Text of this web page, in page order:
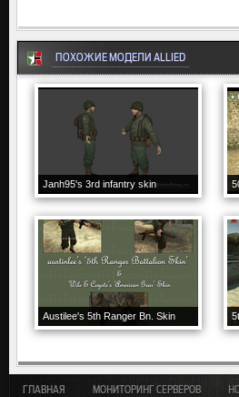
ПОХОЖИЕ МОДЕЛИ ALLIED
Janh95's 3rd infantry skin
Austilee's 5th Ranger Bn. Skin
ГЛАВНАЯ МОНИТОРИНГ СЕРВЕРОВ